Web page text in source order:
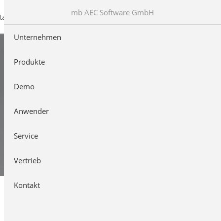
mb AEC Software GmbH
Unternehmen
Produkte
Demo
Anwender
Service
Vertrieb
Kontakt